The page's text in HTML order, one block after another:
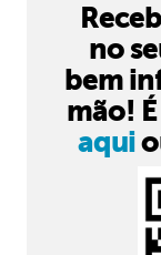
no
bem
mão!
aqui